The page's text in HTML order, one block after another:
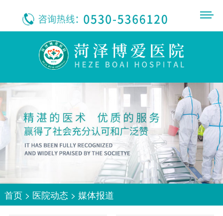
首页> 医院动态 > 媒体报道